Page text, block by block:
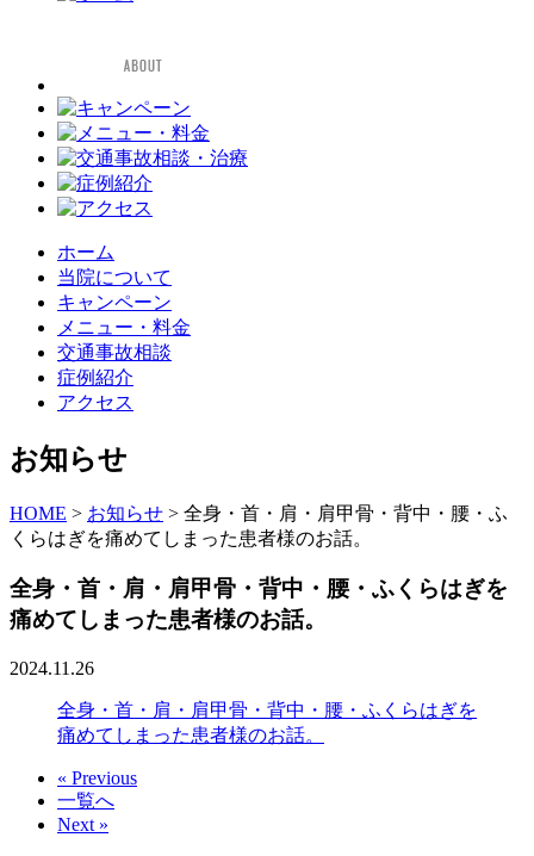
ホーム
当院について
キャンペーン
メニュー・料金
交通事故相談
症例紹介
アクセス
お知らせ
HOME > お知らせ > 全身・首・肩・肩甲骨・背中・腰・ふ
くらはぎを痛めてしまった患者様のお話。
全身・首・肩・肩甲骨・背中・腰・ふくらはぎを
痛めてしまった患者様のお話。
2024.11.26
全身・首・肩・肩甲骨・背中・腰・ふくらはぎを
痛めてしまった患者様のお話。
« Previous
一覧へ
Next »